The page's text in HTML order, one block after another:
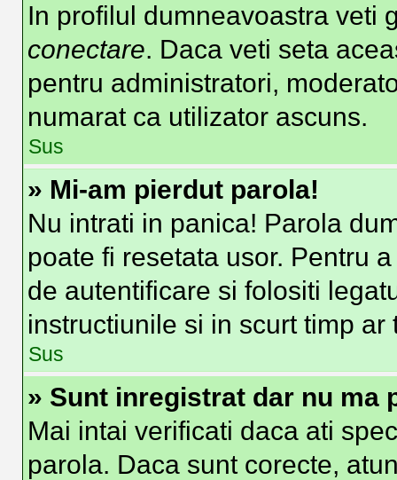
In profilul dumneavoastra veti
conectare. Daca veti seta
pentru administratori,
numarat ca utilizator ascuns.
Sus
» Mi-am pierdut parola!
Nu intrati in panica! Parola
poate fi resetata usor. Pentru
de autentificare si folositi
instructiunile si in scurt timp
Sus
» Sunt inregistrat dar nu ma
Mai intai verificati daca ati
parola. Daca sunt corecte,